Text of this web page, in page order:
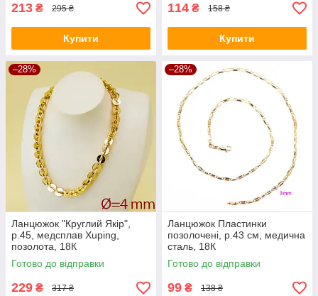
213 ₴ 295 ₴
Купити
114 ₴ 158 ₴
Купити
–28%
Ланцюжок "Круглий Якір",
р.45, медсплав Xuping,
позолота, 18К
Готово до відправки
229 ₴ 317 ₴
–28%
Ланцюжок Пластинки
позолочені, р.43 см, медична
сталь, 18К
Готово до відправки
99 ₴ 138 ₴